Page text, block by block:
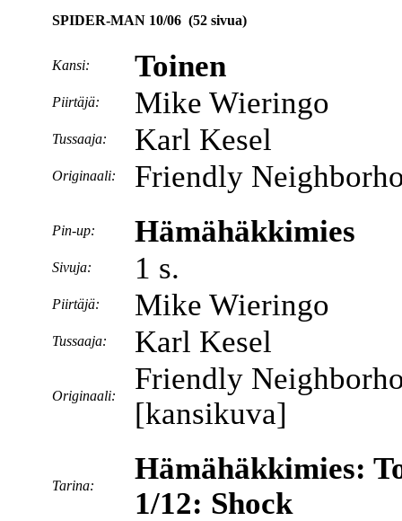
SPIDER-MAN 10/06 (52 sivua)
Kansi: Toinen
Piirtäjä: Mike Wieringo
Tussaaja: Karl Kesel
Originaali: Friendly
Pin-up: Hämähäkkimies
Sivuja: 1 s.
Piirtäjä: Mike Wieringo
Tussaaja: Karl Kesel
Originaali:
Friendly
[kansikuva]
Tarina:
Hämähäkkimies:
1/12: Shock